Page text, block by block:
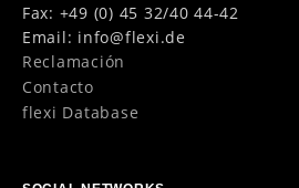
Fax: +49 (0) 45 32/40 44-42
Email: info@flexi.de
Reclamación
Contacto
flexi Database